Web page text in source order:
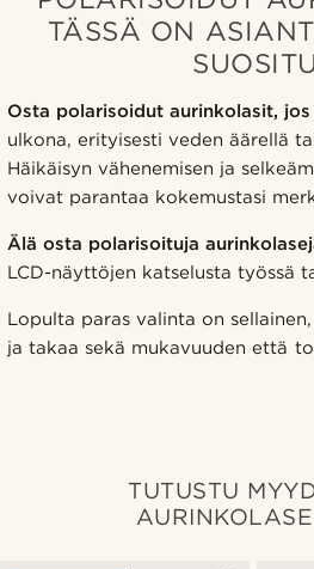
TÄSSÄ ON
Osta polarisoidut aurinkolasit, jos
ulkona, erityisesti veden äärellä
Häikäisyn vähenemisen ja
voivat parantaa kokemustasi
Älä osta polarisoituja
LCD-näyttöjen katselusta työssä
Lopulta paras valinta on
ja takaa sekä mukavuuden että
TUTUSTU